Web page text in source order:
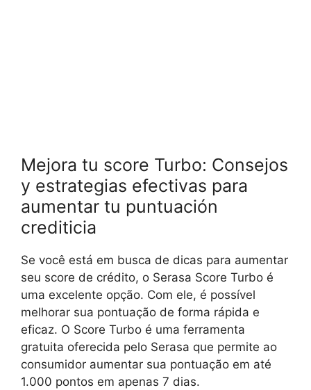
Mejora tu score Turbo: Consejos
y estrategias efectivas para
aumentar tu puntuación
crediticia
Se você está em busca de dicas para aumentar
seu score de crédito, o Serasa Score Turbo é
uma excelente opção. Com ele, é possível
melhorar sua pontuação de forma rápida e
eficaz. O Score Turbo é uma ferramenta
gratuita oferecida pelo Serasa que permite ao
consumidor aumentar sua pontuação em até
1.000 pontos em apenas 7 dias.